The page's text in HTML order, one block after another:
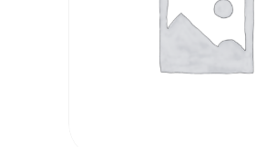
AÑADIR AL
CARRITO